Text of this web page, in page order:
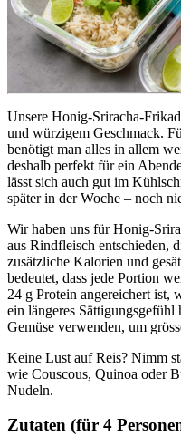
Unsere Honig-Sriracha-
und würzigem Geschmack.
benötigt man alles in allem
deshalb perfekt für ein
lässt sich auch gut im
später in der Woche – noch
Wir haben uns für Honig-
aus Rindfleisch entschieden,
zusätzliche Kalorien und
bedeutet, dass jede Portion
24 g Protein angereichert ist,
ein längeres Sättigungsgefühl
Gemüse verwenden, um
Keine Lust auf Reis? Nimm
wie Couscous, Quinoa oder
Nudeln.
Zutaten (für 4